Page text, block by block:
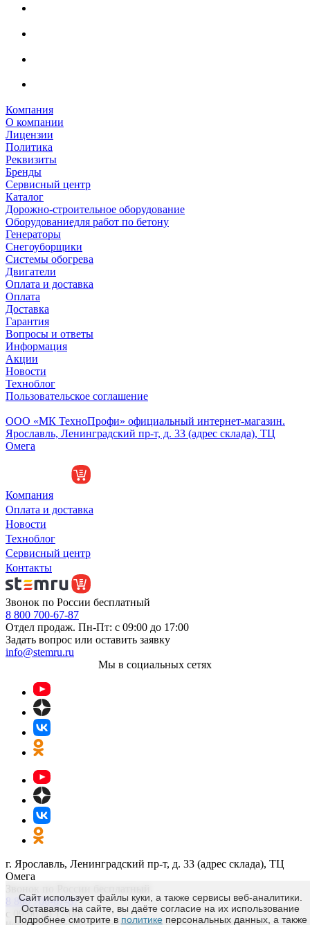
Компания
О компании
Лицензии
Политика
Реквизиты
Бренды
Сервисный центр
Каталог
Дорожно-строительное оборудование
Оборудованиедля работ по бетону
Генераторы
Снегоуборщики
Системы обогрева
Двигатели
Оплата и доставка
Оплата
Доставка
Гарантия
Вопросы и ответы
Информация
Акции
Новости
Техноблог
Пользовательское соглашение
ООО «МК ТехноПрофи» официальный интернет-магазин.
Ярославль, Ленинградский пр-т, д. 33 (адрес склада), ТЦ
Омега
Компания
Оплата и доставка
Новости
Техноблог
Сервисный центр
Контакты
Звонок по России бесплатный
8 800 700-67-87
Отдел продаж. Пн-Пт: с 09:00 до 17:00
Задать вопрос или оставить заявку
info@stemru.ru
Мы в социальных сетях
г. Ярославль, Ленинградский пр-т, д. 33 (адрес склада), ТЦ
Омега
8 800 700-67-87
с 09:00 до 17:00
Сайт использует файлы куки, а также сервисы веб-аналитики.
Оставаясь на сайте, вы даёте согласие на их использование
Подробнее смотрите в политикеперсональных данных, а также